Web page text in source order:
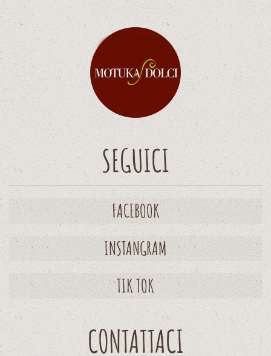
SEGUICI
FACEBOOK
INSTANGRAM
TIK TOK
CONTATTACI